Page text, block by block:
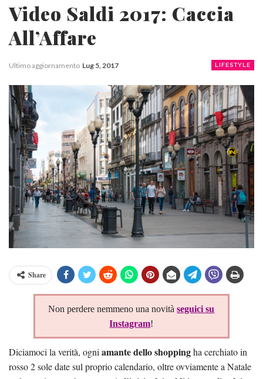
Video Saldi 2017: Caccia
All’Affare
LIFESTYLE
Ultimo aggiornamento Lug 5, 2017
Share
Non perdere nemmeno una novitàseguici su
Instagram!
Diciamoci la verità, ogni amante dello shoppingha cerchiato in
rosso 2 sole date sul proprio calendario, oltre ovviamente a Natale